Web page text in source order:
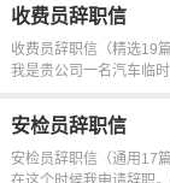
收费员辞职信
收费员辞职信（精选19
我是贵公司一名汽车临
安检员辞职信
安检员辞职信（通用17